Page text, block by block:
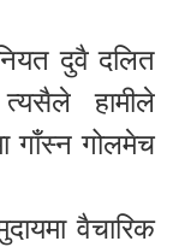
दुवै दलित
हामीले
गाँस्न गोलमेच
वैचारिक